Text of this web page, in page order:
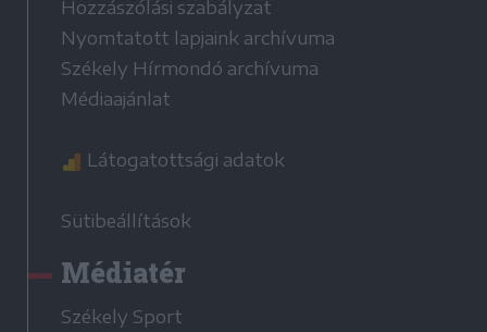
Hozzászólási szabályzat
Nyomtatott lapjaink archívuma
Székely Hírmondó archívuma
Médiaajánlat
Látogatottsági adatok
Sütibeállítások
Médiatér
Székely Sport